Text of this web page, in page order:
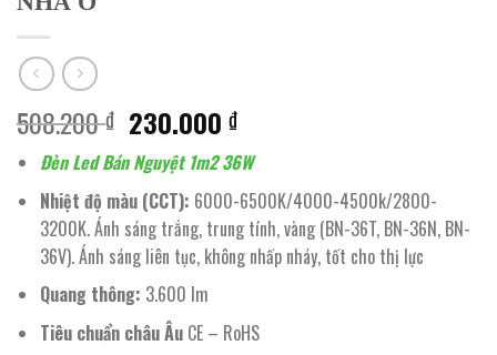
508.200₫ Giá
gốc
là:
508.200 ₫.
230.000₫Giá
hiện
tại
là:
230.000 ₫.
Đèn Led Bán Nguyệt 1m2 36W
Nhiệt độ màu (CCT): 6000-6500K/4000-4500k/2800-
3200K. Ánh sáng trắng, trung tính, vàng (BN-36T, BN-36N, BN-
36V). Ánh sáng liên tục, không nhấp nháy, tốt cho thị lực
Quang thông: 3.600 lm
Tiêu chuẩn châu ÂuCE – RoHS